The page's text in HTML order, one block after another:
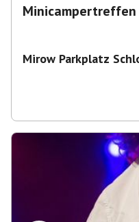
Minicampertreffen
Mirow Parkplatz